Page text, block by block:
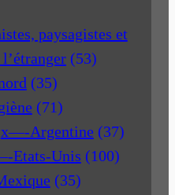
paysagistes et
(53)
(35)
(71)
x—-Argentine (37)
Etats-Unis (100)
(35)